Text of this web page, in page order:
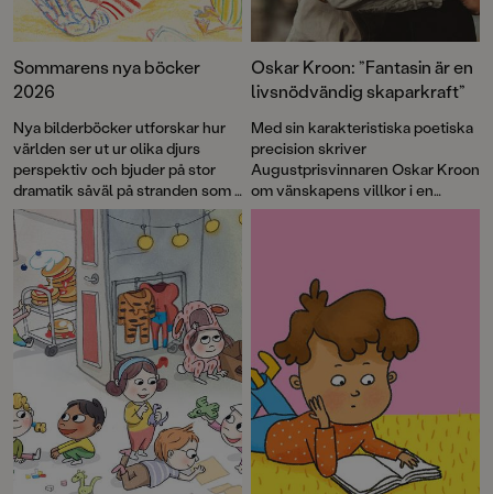
Sommarens nya böcker
2026
Nya bilderböcker utforskar hur
världen ser ut ur olika djurs
perspektiv och bjuder på stor
dramatik såväl på stranden som i
den mörka natten. Ingelin
Angerborn utökar sin älskade
rysarserie och Augustprisade
Fabian Göranson bjuder på ett
episkt piratäventyr. Liselotte Roll
berättar om några av våra mest
fantastiska hjältehundar och
Steve Nyberg förklarar allt vi
behöver veta om hur går det till
när vi röstar. Och så är Algot
Algotsson – strularnas
strulpelle, klumpighetens
klumpeduns, medelmåttornas
medelmåtta – tillbaka.
Oskar Kroon: ”Fantasin är en
livsnödvändig skaparkraft”
Med sin karakteristiska poetiska
precision skriver
Augustprisvinnaren Oskar Kroon
om vänskapens villkor i en
föränderlig värld.Min vän
det mod som krävs för att älska
något som kan försvinna.